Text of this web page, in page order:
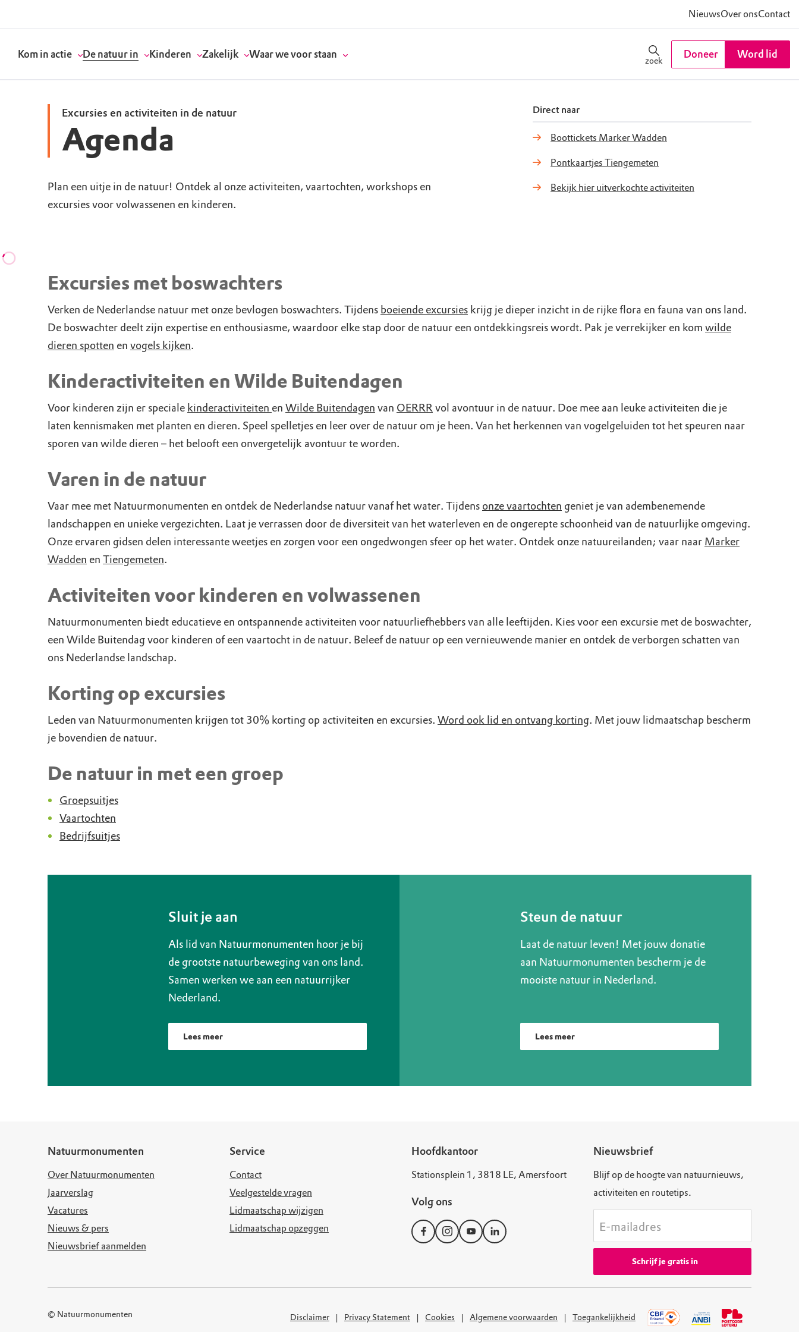
NieuwsOver onsContact
Kom in actie
Word vrijwilliger
De natuur in
Natuurgebieden
Toegang en bezoek
Kinderen
Verjaardagsfeestjes
Zakelijk
Vergaderen in de natuur
Waar we voor staan
Actuele thema's
Jaarverslag
zoek
Doneer Word lid
Excursies en activiteiten in de natuur
Agenda
Plan een uitje in de natuur! Ontdek al onze activiteiten, vaartochten, workshops en
excursies voor volwassenen en kinderen.
Direct naar
Boottickets Marker Wadden
Pontkaartjes Tiengemeten
Bekijk hier uitverkochte activiteiten
Excursies met boswachters
Verken de Nederlandse natuur met onze bevlogen boswachters. Tijdens boeiende excursies krijg je dieper inzicht in de rijke flora en fauna van ons land.
De boswachter deelt zijn expertise en enthousiasme, waardoor elke stap door de natuur een ontdekkingsreis wordt. Pak je verrekijker en kom wilde
dieren spotten en vogels kijken.
Kinderactiviteiten en Wilde Buitendagen
Voor kinderen zijn er speciale kinderactiviteiten en Wilde Buitendagen van OERRRvol avontuur in de natuur. Doe mee aan leuke activiteiten die je
laten kennismaken met planten en dieren. Speel spelletjes en leer over de natuur om je heen. Van het herkennen van vogelgeluiden tot het speuren naar
sporen van wilde dieren – het belooft een onvergetelijk avontuur te worden.
Varen in de natuur
Vaar mee met Natuurmonumenten en ontdek de Nederlandse natuur vanaf het water. Tijdens onze vaartochten geniet je van adembenemende
landschappen en unieke vergezichten. Laat je verrassen door de diversiteit van het waterleven en de ongerepte schoonheid van de natuurlijke omgeving.
Onze ervaren gidsen delen interessante weetjes en zorgen voor een ongedwongen sfeer op het water. Ontdek onze natuureilanden; vaar naar Marker
Wadden en Tiengemeten.
Activiteiten voor kinderen en volwassenen
Natuurmonumenten biedt educatieve en ontspannende activiteiten voor natuurliefhebbers van alle leeftijden. Kies voor een excursie met de boswachter,
een Wilde Buitendag voor kinderen of een vaartocht in de natuur. Beleef de natuur op een vernieuwende manier en ontdek de verborgen schatten van
ons Nederlandse landschap.
Korting op excursies
Leden van Natuurmonumenten krijgen tot 30% korting op activiteiten en excursies. Word ook lid en ontvang korting. Met jouw lidmaatschap bescherm
je bovendien de natuur.
De natuur in met een groep
Groepsuitjes
Vaartochten
Bedrijfsuitjes
Sluit je aan
Als lid van Natuurmonumenten hoor je bij
de grootste natuurbeweging van ons land.
Samen werken we aan een natuurrijker
Nederland.
Lees meer
Steun de natuur
Laat de natuur leven! Met jouw donatie
aan Natuurmonumenten bescherm je de
mooiste natuur in Nederland.
Lees meer
Natuurmonumenten
Over Natuurmonumenten
Jaarverslag
Vacatures
Nieuws & pers
Nieuwsbrief aanmelden
Service
Contact
Veelgestelde vragen
Lidmaatschap wijzigen
Lidmaatschap opzeggen
Hoofdkantoor
Stationsplein 1, 3818 LE, Amersfoort
Volg ons
Nieuwsbrief
Blijf op de hoogte van natuurnieuws,
activiteiten en routetips.
E-mailadres
Schrijf je gratis in
© Natuurmonumenten Disclaimer Privacy Statement Cookies Algemene voorwaarden Toegankelijkheid